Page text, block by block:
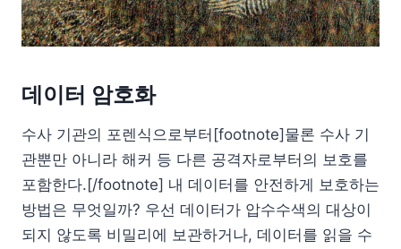
데이터 암호화
수사 기관의 포렌식으로부터[footnote]물론 수사 기
관뿐만 아니라 해커 등 다른 공격자로부터의 보호를
포함한다.[/footnote] 내 데이터를 안전하게 보호하는
방법은 무엇일까? 우선 데이터가 압수수색의 대상이
되지 않도록 비밀리에 보관하거나, 데이터를 읽을 수